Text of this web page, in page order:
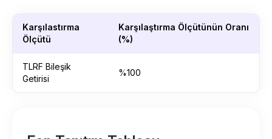
Karşılastırma
Ölçütü
Karşılaştırma Ölçütünün Oranı
(%)
TLRF Bileşik
Getirisi
%100